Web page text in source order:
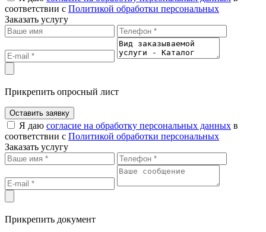
соответствии с Политикой обработки персональных
Заказать услугу
Прикрепить опросный лист
Оставить заявку
Я даю согласие на обработку персональных данных в
соответствии с Политикой обработки персональных
Заказать услугу
Прикрепить документ